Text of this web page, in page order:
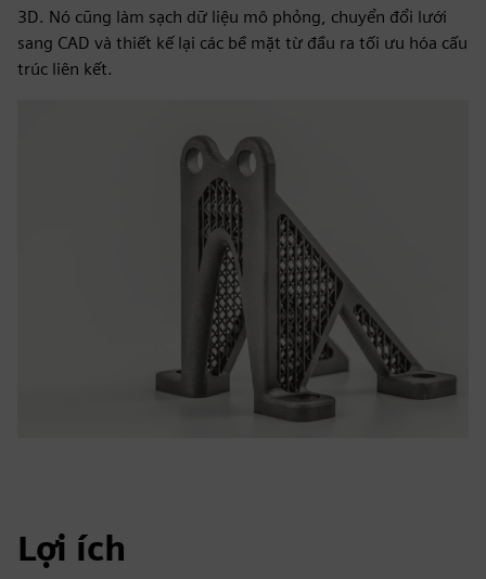
3D. Nó cũng làm sạch dữ liệu mô phỏng, chuyển đổi lưới
sang CAD và thiết kế lại các bề mặt từ đầu ra tối ưu hóa cấu
trúc liên kết.
Lợi ích